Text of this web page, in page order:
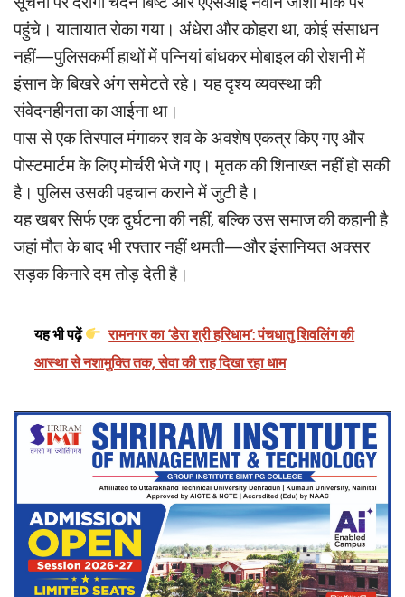
पहुंचे। यातायात रोका गया। अंधेरा और कोहरा था, कोई संसाधन
नहीं—पुलिसकर्मी हाथों में पन्नियां बांधकर मोबाइल की रोशनी में
इंसान के बिखरे अंग समेटते रहे। यह दृश्य व्यवस्था की
संवेदनहीनता का आईना था।
पास से एक तिरपाल मंगाकर शव के अवशेष एकत्र किए गए और
पोस्टमार्टम के लिए मोर्चरी भेजे गए। मृतक की शिनाख्त नहीं हो सकी
है। पुलिस उसकी पहचान कराने में जुटी है।
यह खबर सिर्फ एक दुर्घटना की नहीं, बल्कि उस समाज की कहानी है
जहां मौत के बाद भी रफ्तार नहीं थमती—और इंसानियत अक्सर
सड़क किनारे दम तोड़ देती है।
यह भी पढ़ें
रामनगर का ‘डेरा श्री हरिधाम’: पंचधातु शिवलिंग की
आस्था से नशामुक्ति तक, सेवा की राह दिखा रहा धाम